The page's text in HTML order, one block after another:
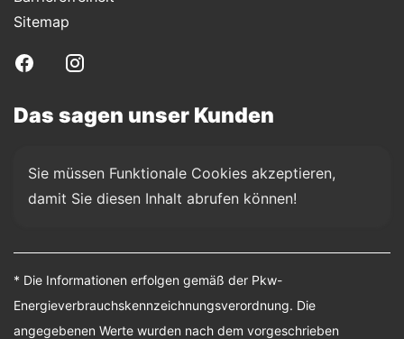
Sitemap
Das sagen unser Kunden
Sie müssen Funktionale Cookies akzeptieren,
damit Sie diesen Inhalt abrufen können!
* Die Informationen erfolgen gemäß der Pkw-
Energieverbrauchskennzeichnungsverordnung. Die
angegebenen Werte wurden nach dem vorgeschrieben